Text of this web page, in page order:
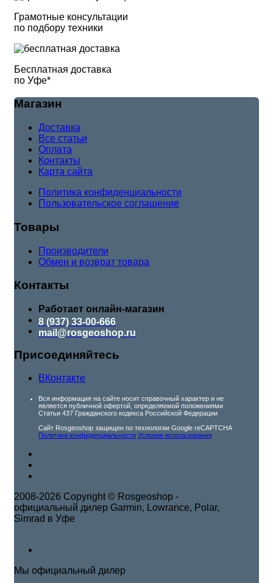
Грамотные консультации
по подбору техники
Бесплатная доставка
по Уфе*
Магазин
Доставка
Все статьи
Оплата
Контакты
Карта сайта
Политика конфиденциальности
Пользовательское соглашение
Товары
Производители
Обмен и возврат товара
Контакты
Работает онлайн-магазин
8 (937) 33-00-666
mail@rosgeoshop.ru
Присоединяйтесь
ВКонтакте
Вся информация на сайте носит справочный характер и не
является публичной офертой, определяемой положениями
Статьи 437 Гражданского кодекса Российской Федерации
Сайт Rosgeoshop защищен по технологии Google reCAPTCHA
Политика конфиденциальности Условия использования
2008-2026 Copyright © Rosgeoshop -
официальный дилер Garmin, Lowrance, Polar,
Simrad в Уфе
Мы официальный дилер